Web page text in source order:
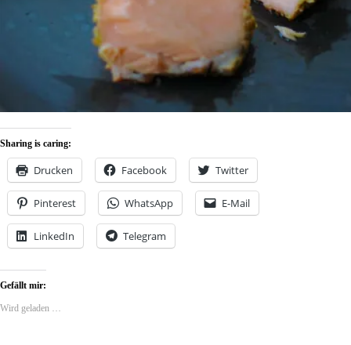
Sharing is caring:
Drucken Facebook Twitter
Pinterest WhatsApp E-Mail
LinkedIn Telegram
Gefällt mir:
Wird geladen …